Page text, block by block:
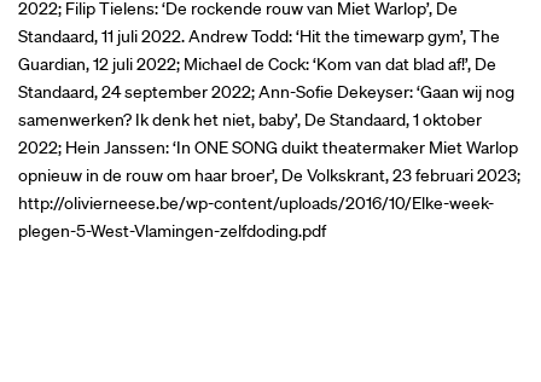
2022; Filip Tielens: ‘De rockende rouw van Miet Warlop’, De
Standaard, 11 juli 2022. Andrew Todd: ‘Hit the timewarp gym’, The
Guardian, 12 juli 2022; Michael de Cock: ‘Kom van dat blad af!’, De
Standaard, 24 september 2022; Ann-Sofie Dekeyser: ‘Gaan wij nog
samenwerken? Ik denk het niet, baby’, De Standaard, 1 oktober
2022; Hein Janssen: ‘In ONE SONG duikt theatermaker Miet Warlop
opnieuw in de rouw om haar broer’, De Volkskrant, 23 februari 2023;
http://olivierneese.be/wp-content/uploads/2016/10/Elke-week-
plegen-5-West-Vlamingen-zelfdoding.pdf